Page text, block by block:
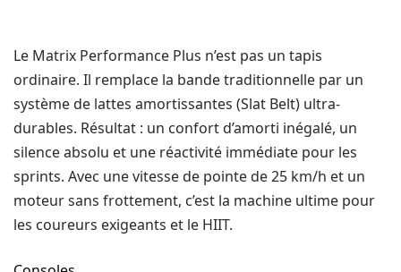
Le Matrix Performance Plus n’est pas un tapis
ordinaire. Il remplace la bande traditionnelle par un
système de lattes amortissantes (Slat Belt) ultra-
durables. Résultat : un confort d’amorti inégalé, un
silence absolu et une réactivité immédiate pour les
sprints. Avec une vitesse de pointe de 25 km/h et un
moteur sans frottement, c’est la machine ultime pour
les coureurs exigeants et le HIIT.